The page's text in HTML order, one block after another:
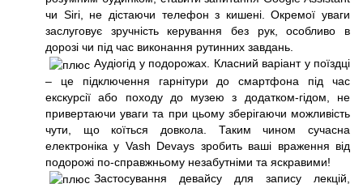
чи Siri, не дістаючи телефон з кишені. Окремої уваги
заслуговує зручність керування без рук, особливо в
дорозі чи під час виконання рутинних завдань.
Аудіогід у подорожах. Класний варіант у поїздці
– це підключення гарнітури до смартфона під час
екскурсії або походу до музею з додатком-гідом, не
привертаючи уваги та при цьому зберігаючи можливість
чути, що коїться довкола. Таким чином сучасна
електроніка у Vash Devays зробить ваші враження від
подорожі по-справжньому незабутніми та яскравими!
Застосування девайсу для запису лекцій,